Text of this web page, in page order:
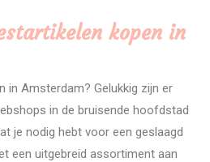
kopen in
in Amsterdam? Gelukkig zijn er
in de bruisende hoofdstad
je nodig hebt voor een geslaagd
een uitgebreid assortiment aan